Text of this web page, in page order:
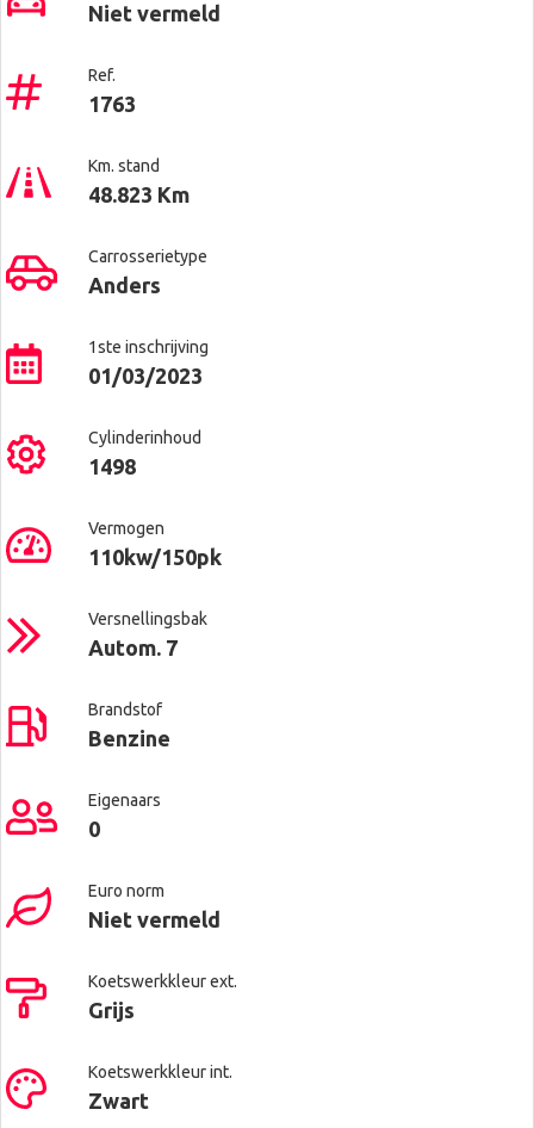
Niet vermeld
Ref.
1763
Km. stand
48.823 Km
Carrosserietype
Anders
1ste inschrijving
01/03/2023
Cylinderinhoud
1498
Vermogen
110kw/150pk
Versnellingsbak
Autom. 7
Brandstof
Benzine
Eigenaars
0
Euro norm
Niet vermeld
Koetswerkkleur ext.
Grijs
Koetswerkkleur int.
Zwart